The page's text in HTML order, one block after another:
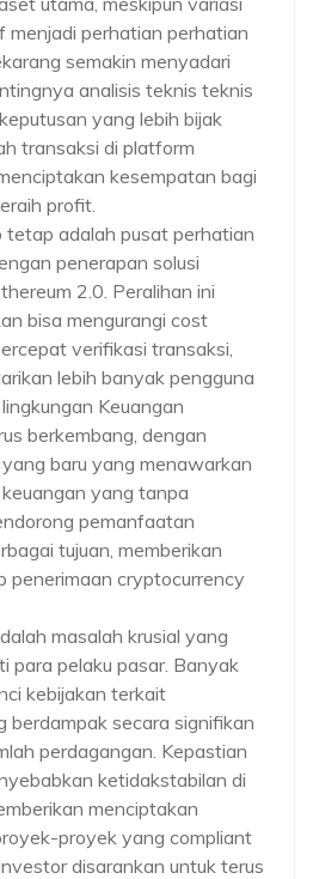
menjadi perhatian perhatian
semakin menyadari
analisis teknis teknis
yang lebih bijak
transaksi di platform
kesempatan bagi
profit.
tetap adalah pusat perhatian
penerapan solusi
2.0. Peralihan ini
bisa mengurangi cost
verifikasi transaksi,
lebih banyak pengguna
Keuangan
berkembang, dengan
baru yang menawarkan
yang tanpa
pemanfaatan
tujuan, memberikan
penerimaan cryptocurrency
masalah krusial yang
para pelaku pasar. Banyak
kebijakan terkait
berdampak secara signifikan
perdagangan. Kepastian
ketidakstabilan di
menciptakan
proyek yang compliant
disarankan untuk terus